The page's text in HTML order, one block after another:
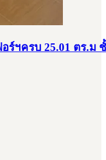
ฯครบ 25.01 ตร.ม